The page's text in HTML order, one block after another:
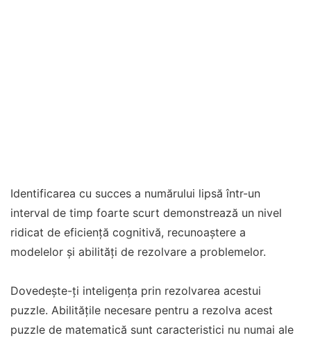
Identificarea cu succes a numărului lipsă într-un
interval de timp foarte scurt demonstrează un nivel
ridicat de eficiență cognitivă, recunoaștere a
modelelor și abilități de rezolvare a problemelor.
Dovedește-ți inteligența prin rezolvarea acestui
puzzle. Abilitățile necesare pentru a rezolva acest
puzzle de matematică sunt caracteristici nu numai ale